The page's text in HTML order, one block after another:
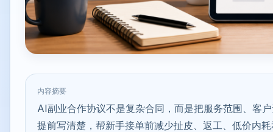
内容摘要
AI副业合作协议不是复杂合同，而是把服务范围、客
提前写清楚，帮新手接单前减少扯皮、返工、低价内